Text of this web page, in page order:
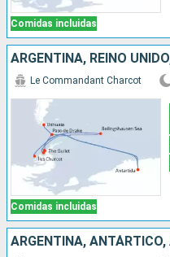
Comidas incluidas
ARGENTINA, REINO
Comidas incluidas
Le Commandant Charcot
ARGENTINA,